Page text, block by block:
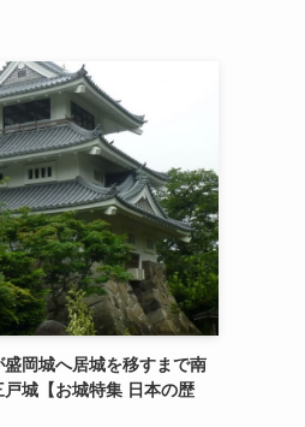
岡城へ居城を移すまで南
城【お城特集 日本の歴